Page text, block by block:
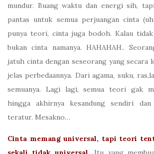
mundur. Buang waktu dan energi sih,
pantas untuk semua perjuangan cinta
punya teori, cinta juga bodoh. Kalau
bukan cinta namanya. HAHAHAH..
jatuh cinta dengan seseorang yang secara
jelas perbedaannya. Dari agama, suku,
semuanya. Lagi lagi, semua teori gak
hingga akhirnya kesandung sendiri
teratur. Mesakno…
Cinta memang universal, tapi teori